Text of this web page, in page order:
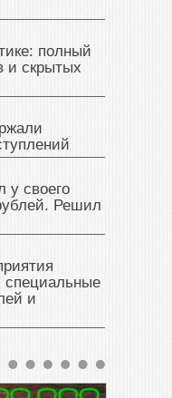
полный
и скрытых
у своего
Решил
специальные
и